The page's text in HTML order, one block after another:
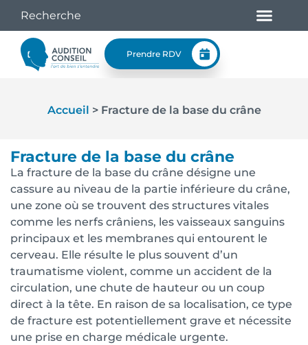
Prendre RDV
Accueil > Fracture de la base du crâne
Fracture de la base du crâne
La fracture de la base du crâne désigne une
cassure au niveau de la partie inférieure du crâne,
une zone où se trouvent des structures vitales
comme les nerfs crâniens, les vaisseaux sanguins
principaux et les membranes qui entourent le
cerveau. Elle résulte le plus souvent d’un
traumatisme violent, comme un accident de la
circulation, une chute de hauteur ou un coup
direct à la tête. En raison de sa localisation, ce type
de fracture est potentiellement grave et nécessite
une prise en charge médicale urgente.